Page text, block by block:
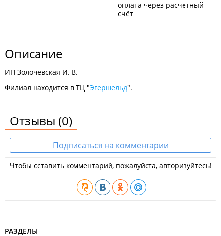
оплата через расчётный
счёт
Описание
ИП Золочевская И. В.
Филиал находится в ТЦ "Эгершельд".
Отзывы (0)
Подписаться на комментарии
Чтобы оставить комментарий, пожалуйста, авторизуйтесь!
РАЗДЕЛЫ